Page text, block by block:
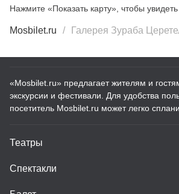
Нажмите «Показать карту», чтобы
Mosbilet.ru Галерея Зураба
«Mosbilet.ru» предлагает жителям и
экскурсии и фестивали. Для удобства
посетитель Mosbilet.ru может легко
Театры
Спектакли